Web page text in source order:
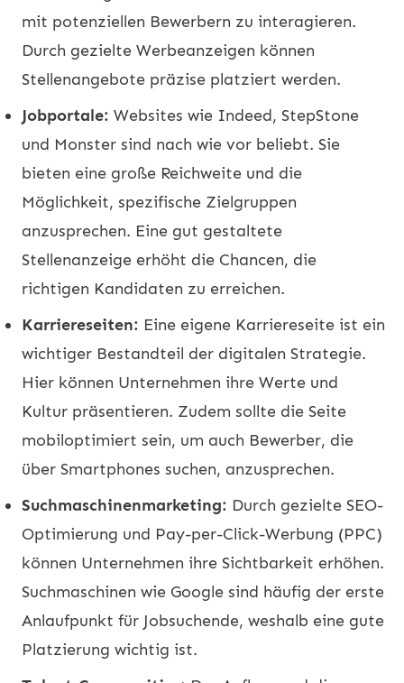
mit potenziellen Bewerbern zu interagieren.
Durch gezielte Werbeanzeigen können
Stellenangebote präzise platziert werden.
Jobportale: Websites wie Indeed, StepStone
und Monster sind nach wie vor beliebt. Sie
bieten eine große Reichweite und die
Möglichkeit, spezifische Zielgruppen
anzusprechen. Eine gut gestaltete
Stellenanzeige erhöht die Chancen, die
richtigen Kandidaten zu erreichen.
Karriereseiten: Eine eigene Karriereseite ist ein
wichtiger Bestandteil der digitalen Strategie.
Hier können Unternehmen ihre Werte und
Kultur präsentieren. Zudem sollte die Seite
mobiloptimiert sein, um auch Bewerber, die
über Smartphones suchen, anzusprechen.
Suchmaschinenmarketing: Durch gezielte SEO-
Optimierung und Pay-per-Click-Werbung (PPC)
können Unternehmen ihre Sichtbarkeit erhöhen.
Suchmaschinen wie Google sind häufig der erste
Anlaufpunkt für Jobsuchende, weshalb eine gute
Platzierung wichtig ist.